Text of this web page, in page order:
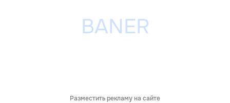
Разместить рекламу на сайте